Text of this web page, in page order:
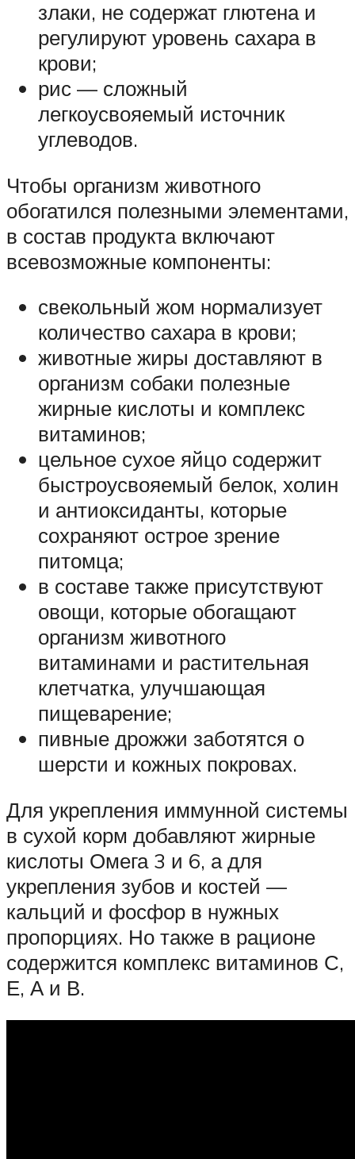
злаки, не содержат глютена и
регулируют уровень сахара в
крови;
рис — сложный
легкоусвояемый источник
углеводов.
Чтобы организм животного
обогатился полезными элементами,
в состав продукта включают
всевозможные компоненты:
свекольный жом нормализует
количество сахара в крови;
животные жиры доставляют в
организм собаки полезные
жирные кислоты и комплекс
витаминов;
цельное сухое яйцо содержит
быстроусвояемый белок, холин
и антиоксиданты, которые
сохраняют острое зрение
питомца;
в составе также присутствуют
овощи, которые обогащают
организм животного
витаминами и растительная
клетчатка, улучшающая
пищеварение;
пивные дрожжи заботятся о
шерсти и кожных покровах.
Для укрепления иммунной системы
в сухой корм добавляют жирные
кислоты Омега 3 и 6, а для
укрепления зубов и костей —
кальций и фосфор в нужных
пропорциях. Но также в рационе
содержится комплекс витаминов С,
Е, А и В.